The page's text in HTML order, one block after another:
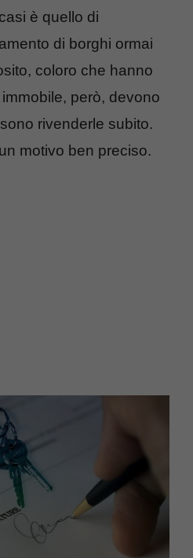
è quello di
di borghi ormai
coloro che hanno
però, devono
rivenderle subito.
motivo ben preciso.